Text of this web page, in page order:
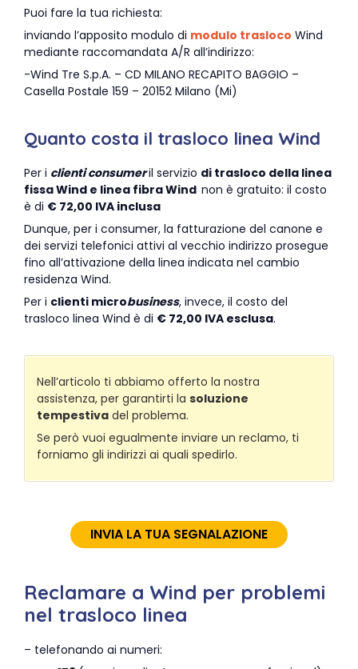
Puoi fare la tua richiesta:
inviando l’apposito modulo di modulo trasloco Wind
mediante raccomandata A/R all’indirizzo:
-Wind Tre S.p.A. – CD MILANO RECAPITO BAGGIO –
Casella Postale 159 – 20152 Milano (Mi)
Quanto costa il trasloco linea Wind
Per i clienti consumeril servizio di trasloco della linea
fissa Wind e linea fibra Wind non è gratuito: il costo
è di € 72,00 IVA inclusa
Dunque, per i consumer, la fatturazione del canone e
dei servizi telefonici attivi al vecchio indirizzo prosegue
fino all’attivazione della linea indicata nel cambio
residenza Wind.
Per i clienti microbusiness, invece, il costo del
trasloco linea Wind è di € 72,00 IVA esclusa.
Nell’articolo ti abbiamo offerto la nostra
assistenza, per garantirti la soluzione
tempestiva del problema.
Se però vuoi egualmente inviare un reclamo, ti
forniamo gli indirizzi ai quali spedirlo.
INVIA LA TUA SEGNALAZIONE
Reclamare a Wind per problemi
nel trasloco linea
– telefonando ai numeri: